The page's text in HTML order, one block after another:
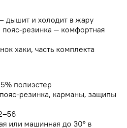
дышит и холодит в жару
резинка — комфортная
хаки, часть комплекта
полиэстер
резинка, карманы, защипы
или машинная до 30° в